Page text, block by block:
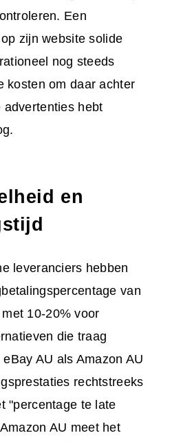
Een
zijn website solide
nog steeds
kosten om daar achter
hebt
en
leveranciers hebben
van
10-20% voor
die traag
AU als Amazon AU
rechtstreeks
"percentage te late
AU meet het